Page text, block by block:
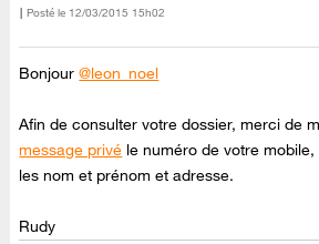
Posté le ‎12/03/2015 15h02
Bonjour@leon_noel
Afin de consulter votre dossier, merci de
message privé le numéro de votre
les nom et prénom et adresse.
Rudy